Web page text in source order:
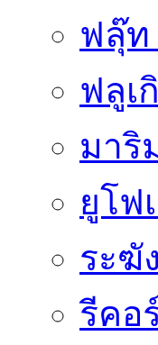
ฟลุ๊ท
ฟลูเ
มาริ
ยูโฟ
ระฆั
รีคอ